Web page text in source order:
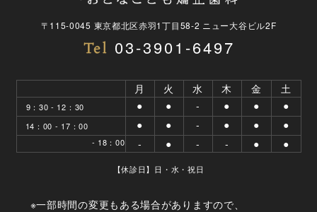
〒115-0045 東京都北区赤羽1丁目58-2 ニュー大谷ビル2F
03-3901-6497
月 火 水 木 金 土
9：30 - 12：30 ● ● - ● ● ●
14：00 - 17：00 ● ● - ● ● ●
- 18：00 - ● - - ● ●
【休診日】日・水・祝日
※一部時間の変更もある場合がありますので、